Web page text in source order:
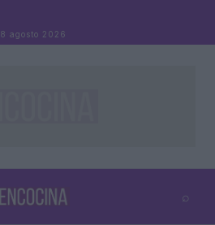
8 agosto 2026
⌕